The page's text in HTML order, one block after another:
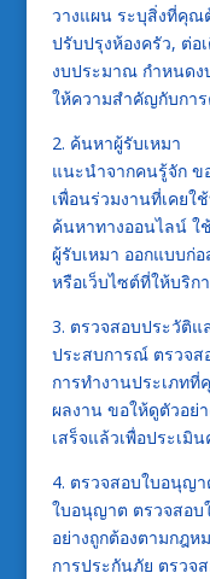
วางแผน ระบุสิ่งที่คุณ
ปรับปรุงห้องครัว, ต่อ
งบประมาณ กำหนด
ให้ความสำคัญกับกา
2. ค้นหาผู้รับเหมา
แนะนำจากคนรู้จัก ข
เพื่อนร่วมงานที่เคยใ
ค้นหาทางออนไลน์ ใ
ผู้รับเหมา ออกแบบก่
หรือเว็บไซต์ที่ให้บริก
3. ตรวจสอบประวัติแ
ประสบการณ์ ตรวจส
การทำงานประเภทที่
ผลงาน ขอให้ดูตัวอย่
เสร็จแล้วเพื่อประเมิ
4. ตรวจสอบใบอนุญ
ใบอนุญาต ตรวจสอบ
อย่างถูกต้องตามกฎ
การประกันภัย ตรวจ